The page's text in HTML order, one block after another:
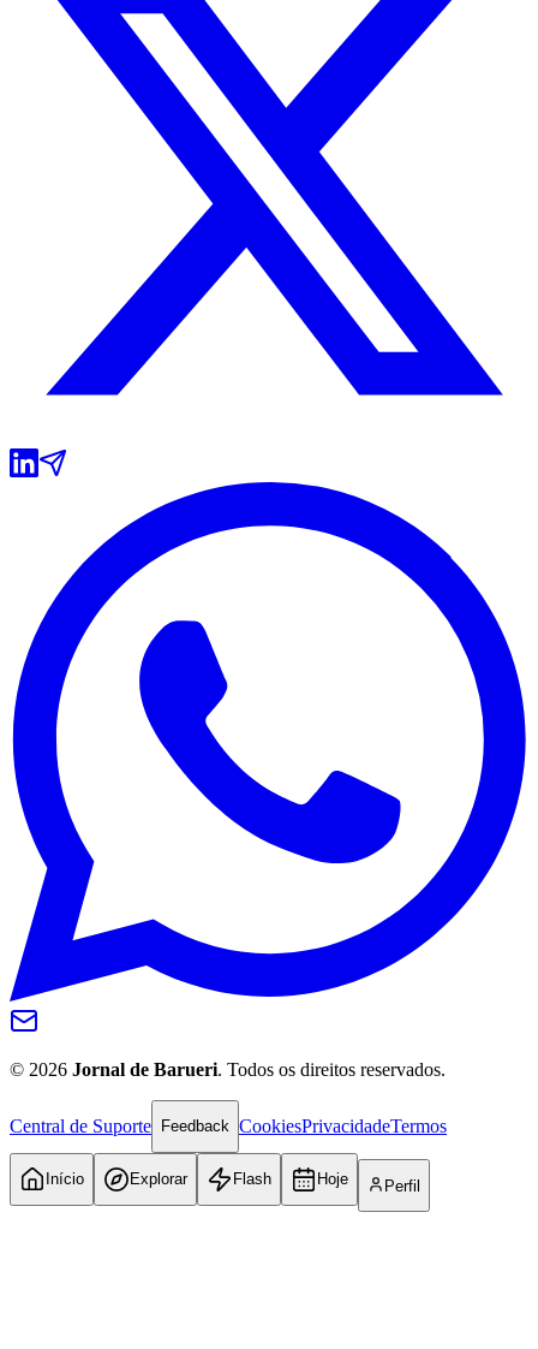
Grêmio
© 2026 Jornal de Barueri. Todos os direitos reservados.
Central de Suporte Feedback CookiesPrivacidadeTermos
Início Explorar Flash Hoje Perfil